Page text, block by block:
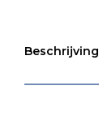
Beschrijving